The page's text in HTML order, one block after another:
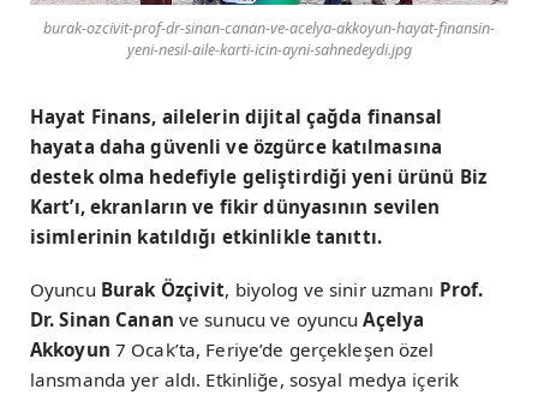
burak-ozcivit-prof-dr-sinan-canan-ve-acelya-akkoyun-hayat-finansin-
yeni-nesil-aile-karti-icin-ayni-sahnedeydi.jpg
Hayat Finans, ailelerin dijital çağda finansal
hayata daha güvenli ve özgürce katılmasına
destek olma hedefiyle geliştirdiği yeni ürünü Biz
Kart’ı, ekranların ve fikir dünyasının sevilen
isimlerinin katıldığı etkinlikle tanıttı.
Oyuncu Burak Özçivit, biyolog ve sinir uzmanı Prof.
Dr. Sinan Canan ve sunucu ve oyuncuAçelya
Akkoyun 7 Ocak’ta, Feriye’de gerçekleşen özel
lansmanda yer aldı. Etkinliğe, sosyal medya içerik